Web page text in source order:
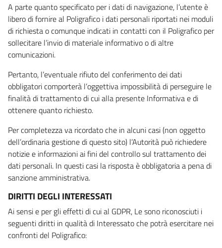
A parte quanto specificato per i dati di navigazione, l’utente è
libero di fornire al Poligrafico i dati personali riportati nei moduli
di richiesta o comunque indicati in contatti con il Poligrafico per
sollecitare l’invio di materiale informativo o di altre
comunicazioni.
Pertanto, l’eventuale rifiuto del conferimento dei dati
obbligatori comporterà l’oggettiva impossibilità di perseguire le
finalità di trattamento di cui alla presente Informativa e di
ottenere quanto richiesto.
Per completezza va ricordato che in alcuni casi (non oggetto
dell’ordinaria gestione di questo sito) l’Autorità può richiedere
notizie e informazioni ai fini del controllo sul trattamento dei
dati personali. In questi casi la risposta è obbligatoria a pena di
sanzione amministrativa.
DIRITTI DEGLI INTERESSATI
Ai sensi e per gli effetti di cui al GDPR, Le sono riconosciuti i
seguenti diritti in qualità di Interessato che potrà esercitare nei
confronti del Poligrafico: